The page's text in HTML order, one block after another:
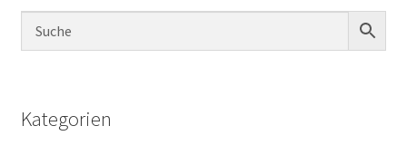
Sachs Ersatzteile
Über uns
Kategorien